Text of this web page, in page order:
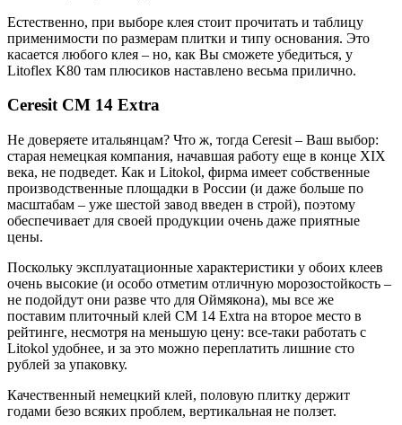
Естественно, при выборе клея стоит прочитать и таблицу
применимости по размерам плитки и типу основания. Это
касается любого клея – но, как Вы сможете убедиться, у
Litoflex K80 там плюсиков наставлено весьма прилично.
Ceresit CМ 14 Extra
Не доверяете итальянцам? Что ж, тогда Ceresit – Ваш выбор:
старая немецкая компания, начавшая работу еще в конце XIX
века, не подведет. Как и Litokol, фирма имеет собственные
производственные площадки в России (и даже больше по
масштабам – уже шестой завод введен в строй), поэтому
обеспечивает для своей продукции очень даже приятные
цены.
Поскольку эксплуатационные характеристики у обоих клеев
очень высокие (и особо отметим отличную морозостойкость –
не подойдут они разве что для Оймякона), мы все же
поставим плиточный клей CM 14 Extra на второе место в
рейтинге, несмотря на меньшую цену: все-таки работать с
Litokol удобнее, и за это можно переплатить лишние сто
рублей за упаковку.
Качественный немецкий клей, половую плитку держит
годами безо всяких проблем, вертикальная не ползет.